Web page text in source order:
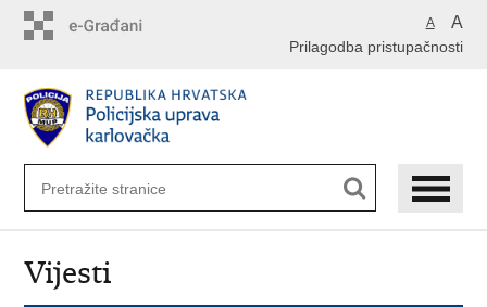
A A
Prilagodba pristupačnosti
Vijesti